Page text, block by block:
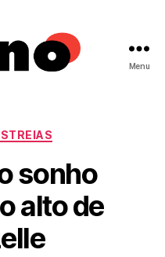
Menu
sonho
alto de